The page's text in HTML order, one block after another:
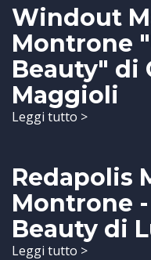
Windout
Montrone
Beauty" di
Maggioli
Leggi tutto >
Redapolis
Montrone
Beauty di
Leggi tutto >